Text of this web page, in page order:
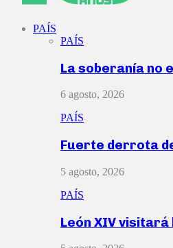
PAÍS
PAÍS
La soberanía no
6 agosto, 2026
PAÍS
Fuerte derrota
5 agosto, 2026
PAÍS
León XIV